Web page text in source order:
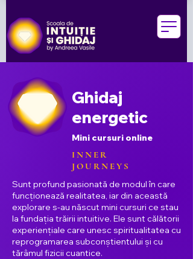
Ghidaj
energetic
Mini cursuri online
INNER
JOURNEYS
Sunt profund pasionată de modul în care
funcționează realitatea, iar din această
explorare s-au născut mini cursuri ce stau
la fundația trăirii intuitive. Ele sunt călătorii
experiențiale care unesc spiritualitatea cu
reprogramarea subconștientului și cu
tărâmul fizicii cuantice.